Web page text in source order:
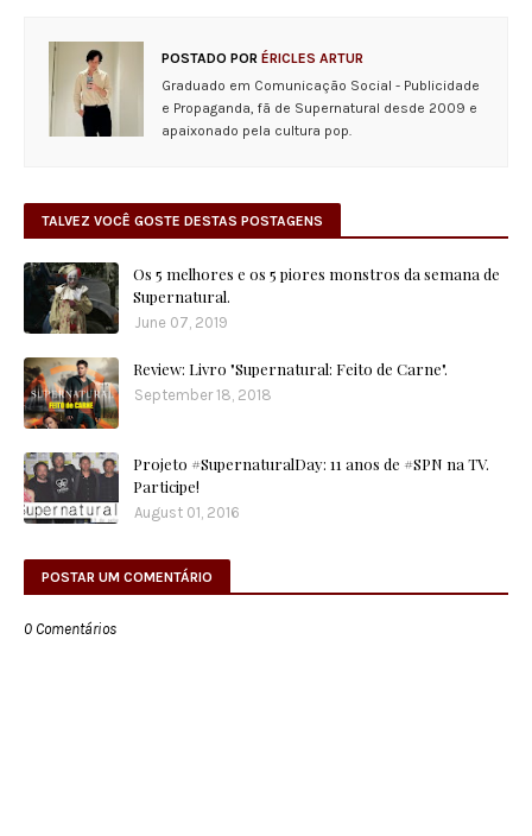
POSTADO POR ÉRICLES ARTUR
Graduado em Comunicação Social - Publicidade
e Propaganda, fã de Supernatural desde 2009 e
apaixonado pela cultura pop.
TALVEZ VOCÊ GOSTE DESTAS POSTAGENS
Os 5 melhores e os 5 piores monstros da semana de
Supernatural.
June 07, 2019
Review: Livro "Supernatural: Feito de Carne".
September 18, 2018
Projeto #SupernaturalDay: 11 anos de #SPN na TV.
Participe!
August 01, 2016
POSTAR UM COMENTÁRIO
0 Comentários